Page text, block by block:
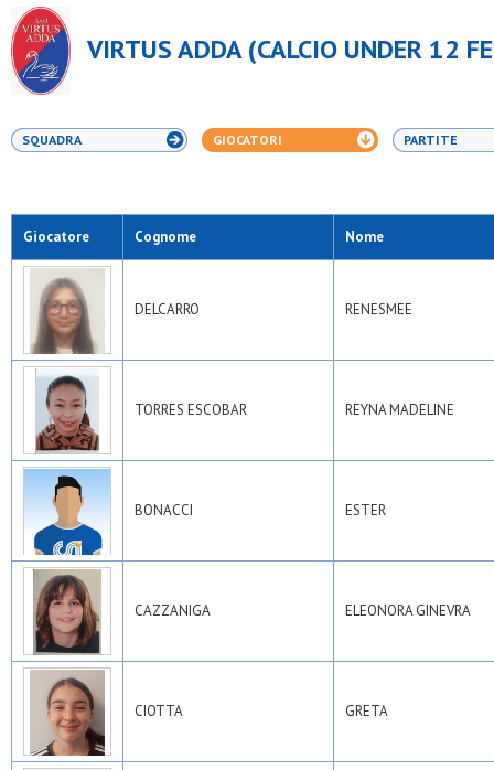
VIRTUS ADDA (CALCIO UNDER 12
SQUADRA GIOCATORI PARTITE
Giocatore Cognome Nome
DELCARRO RENESMEE
TORRES ESCOBAR REYNA MADELINE
BONACCI ESTER
CAZZANIGA ELEONORA GINEVRA
CIOTTA GRETA